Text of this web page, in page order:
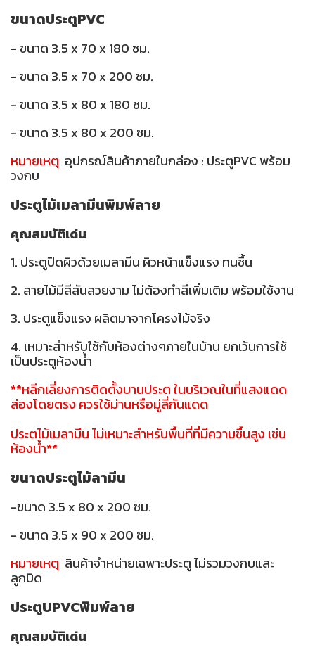
ขนาดประตูPVC
- ขนาด 3.5 x 70 x 180 ซม.
- ขนาด 3.5 x 70 x 200 ซม.
- ขนาด 3.5 x 80 x 180 ซม.
- ขนาด 3.5 x 80 x 200 ซม.
หมายเหตุ อุปกรณ์สินค้าภายในกล่อง : ประตูPVC พร้อม
วงกบ
ประตูไม้เมลามีนพิมพ์ลาย
คุณสมบัติเด่น
1. ประตูปิดผิวด้วยเมลามีน ผิวหน้าแข็งแรง ทนชื้น
2. ลายไม้มีสีสันสวยงาม ไม่ต้องทำสีเพิ่มเติม พร้อมใช้งาน
3. ประตูแข็งแรง ผลิตมาจากโครงไม้จริง
4. เหมาะสำหรับใช้กับห้องต่างๆภายในบ้าน ยกเว้นการใช้
เป็นประตูห้องน้ำ
**หลีกเลี่ยงการติดตั้งบานประตู ในบริเวณในที่แสงแดด
ส่องโดยตรง ควรใช้ม่านหรือมู่ลี่กันแดด
ประตูไม้เมลามีน ไม่เหมาะสำหรับพื้นที่ที่มีความชื้นสูง เช่น
ห้องน้ำ**
ขนาดประตูไม้ลามีน
-ขนาด 3.5 x 80 x 200 ซม.
- ขนาด 3.5 x 90 x 200 ซม.
หมายเหตุ สินค้าจำหน่ายเฉพาะประตู ไม่รวมวงกบและ
ลูกบิด
ประตูUPVCพิมพ์ลาย
คุณสมบัติเด่น